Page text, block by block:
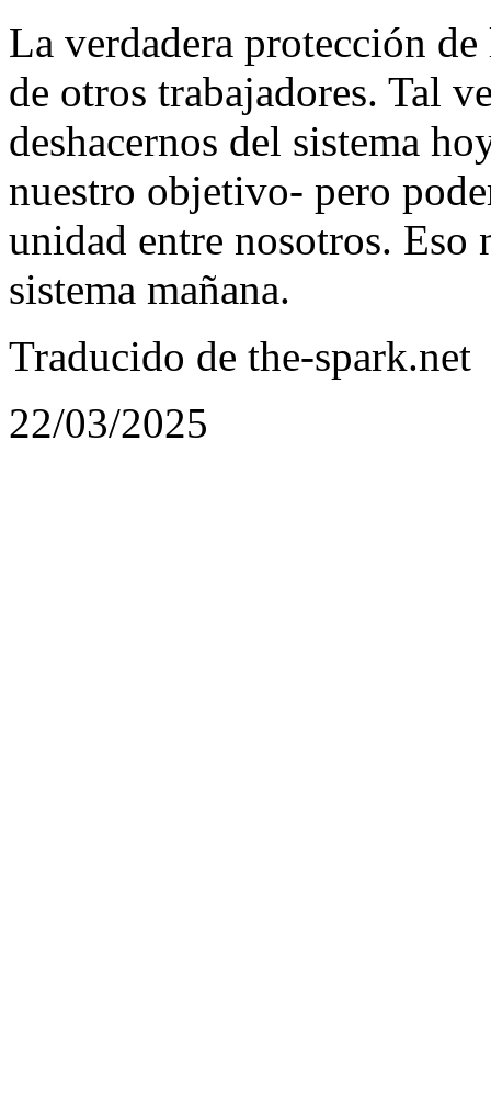
La verdadera protección
de otros trabajadores. Tal
deshacernos del sistema
nuestro objetivo- pero
unidad entre nosotros. Eso
sistema mañana.
Traducido de the-spark.net
22/03/2025